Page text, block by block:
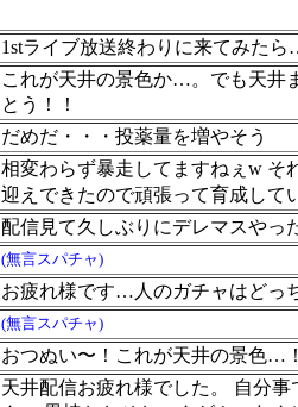
1stライブ放送終わりに来てみたら
これが天井の景色か…。でも天井
とう！！
だめだ・・・投薬量を増やそう
相変わらず暴走してますねぇw そ
迎えできたので頑張って育成して
配信見て久しぶりにデレマスやっ
(無言スパチャ)
お疲れ様です…人のガチャはどっ
(無言スパチャ)
おつぬい〜！これが天井の景色…
天井配信お疲れ様でした。 自分